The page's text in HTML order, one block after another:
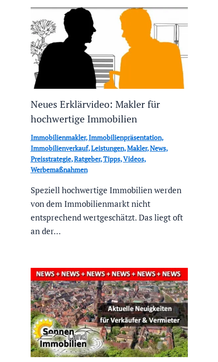
Neues Erklärvideo: Makler für
hochwertige Immobilien
Immobilienmakler,Immobilienpräsentation,
Immobilienverkauf,Leistungen,Makler,News,
Preisstrategie,Ratgeber,Tipps,Videos,
Werbemaßnahmen
Speziell hochwertige Immobilien werden
von dem Immobilienmarkt nicht
entsprechend wertgeschätzt. Das liegt oft
an der…